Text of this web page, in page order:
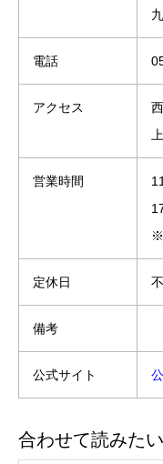
電話
アクセス
営業時間
※
定休日
備考
公式サイト
合わせて読みたい